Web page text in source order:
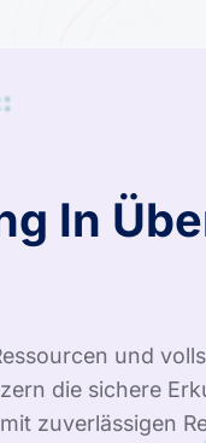
In
und
die sichere
zuverlässigen